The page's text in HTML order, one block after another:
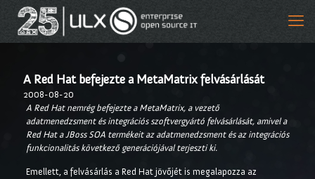
A Red Hat befejezte a MetaMatrix felvásárlását
2008-08-20
A Red Hat nemrég befejezte a MetaMatrix, a vezető
adatmenedzsment és integrációs szoftvergyártó felvásárlását, amivel a
Red Hat a JBoss SOA termékeit az adatmenedzsment és az integrációs
funkcionalitás következő generációjával terjeszti ki.
Emellett, a felvásárlás a Red Hat jövőjét is megalapozza az